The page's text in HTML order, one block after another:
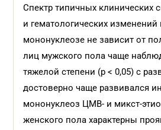
Спектр типичных клинических
и гематологических
мононуклеозе не зависит от
лиц мужского пола чаще
тяжелой степени (р < 0,05) с
достоверно чаще развивался
мононуклеоз ЦМВ- и микст-
женского пола характерны